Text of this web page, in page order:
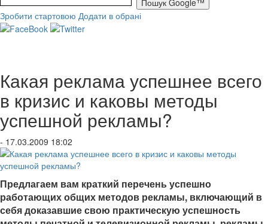
Зробити стартовою Додати в обрані
Какая реклама успешнее всего
в кризис и каковы методы
успешной рекламы?
- 17.03.2009 18:02
Предлагаем вам краткий перечень успешно
работающих общих методов рекламы, включающий в
себя доказавшие свою практическую успешность